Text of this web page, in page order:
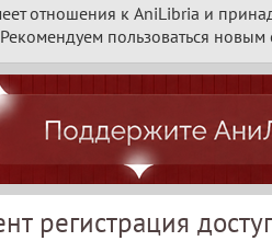
отношения к AniLibria и
пользоваться
регистрация